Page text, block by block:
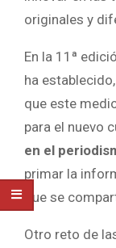
originales y
En la 11ª
ha
que este
para el nuevo
en el
primar la
que se
Otro reto de